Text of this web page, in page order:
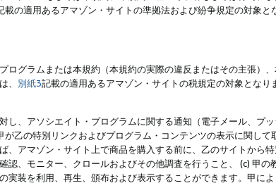
載の適用あるアマゾン・サイトの準拠法および紛争規定の対象と
ログラムまたは本規約（本規約の実際の違反またはその主張）
、 別紙3記載の適用あるアマゾン・サイトの税規定の対象となり
し、アソシエイト・プログラムに関する通知（電子メール、プ
が乙の特別リンクおよびプログラム・コンテンツの表示に関し
、アマゾン・サイト上で商品を購入する前に、乙のサイトから
認、モニター、クロールおよびその他調査を行うこと、 (c) 甲
実装を利用、再生、頒布および表示することができます。甲によ